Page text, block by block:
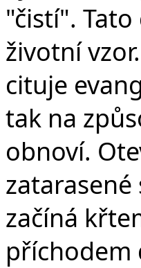
"čistí".
životní
cituje
tak na
obnoví.
začíná
příchodem